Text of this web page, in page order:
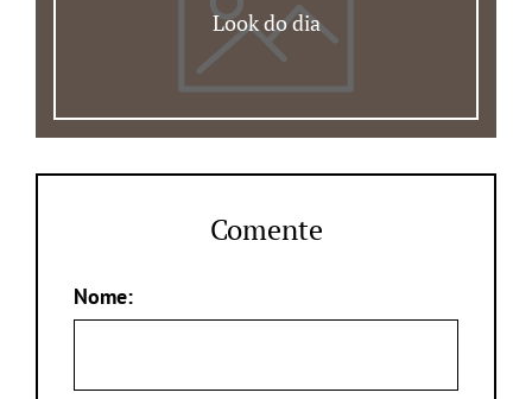
Look do dia
Comente
Nome: